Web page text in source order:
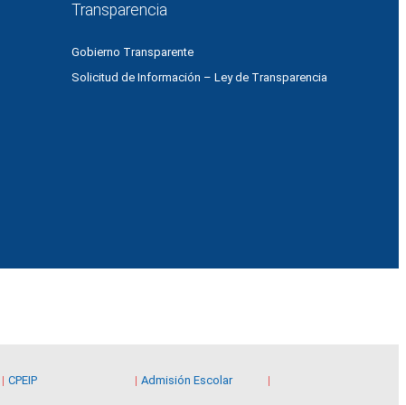
Transparencia
Gobierno Transparente
Solicitud de Información – Ley de Transparencia
CPEIP
Admisión Escolar